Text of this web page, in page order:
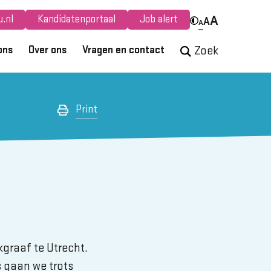
Kandidatenportaal Job alert AAA
Over ons Vragen en contact Zoek
Print
te Utrecht.
gaan we trots